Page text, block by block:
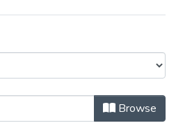
de Iniciação
Browse